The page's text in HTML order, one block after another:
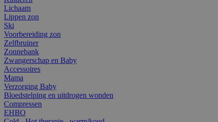
Lichaam
Lippen zon
Ski
Voorbereiding zon
Zelfbruiner
Zonnebank
Zwangerschap en Baby
Accessoires
Mama
Verzorging Baby
Bloedstelping en uitdrogen wonden
Compressen
EHBO